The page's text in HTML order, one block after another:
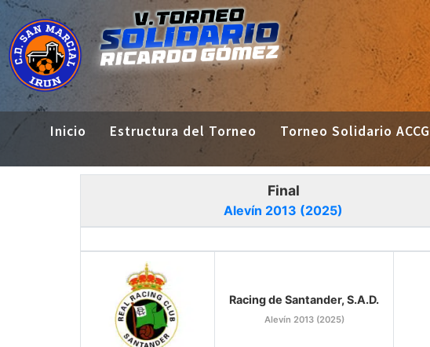
Inicio Estructura del Torneo Torneo Solidario ACCG
Final
Alevín 2013 (2025)
Racing de Santander, S.A.D.
Alevín 2013 (2025)